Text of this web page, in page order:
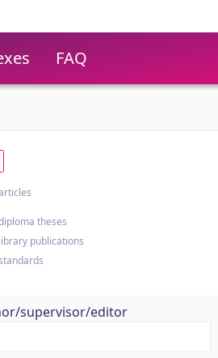
FAQ
theses
library publications
supervisor/editor